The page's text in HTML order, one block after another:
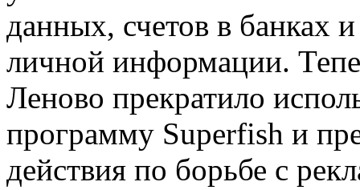
данных, счетов в банках
личной информации.
Леново прекратило
программу Superfish и
действия по борьбе с